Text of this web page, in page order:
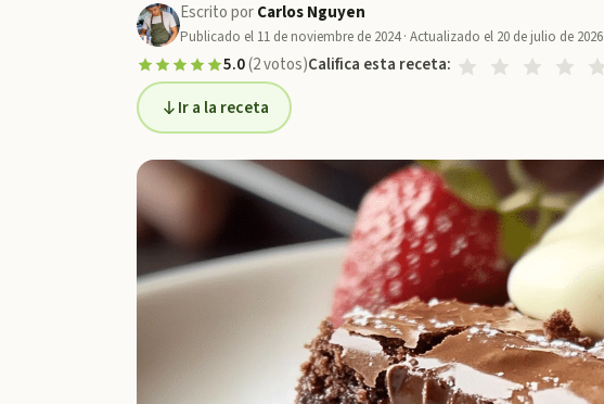
Escrito porCarlos Nguyen
Publicado el 11 de noviembre de 2024· Actualizado el 20 de julio de 2026
5.0(2votos)Califica esta receta:
Ir a la receta